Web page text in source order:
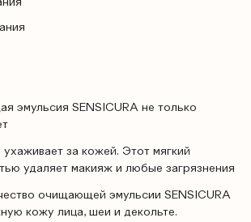
эмульсия SENSICURA не только
ухаживает за кожей. Этот мягкий
удаляет макияж и любые загрязнения
очищающей эмульсии SENSICURA
кожу лица, шеи и декольте.